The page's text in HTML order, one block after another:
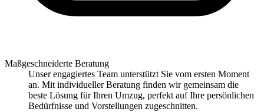
Maßgeschneiderte Beratung
Unser engagiertes Team unterstützt Sie vom ersten Moment
an. Mit individueller Beratung finden wir gemeinsam die
beste Lösung für Ihren Umzug, perfekt auf Ihre persönlichen
Bedürfnisse und Vorstellungen zugeschnitten.